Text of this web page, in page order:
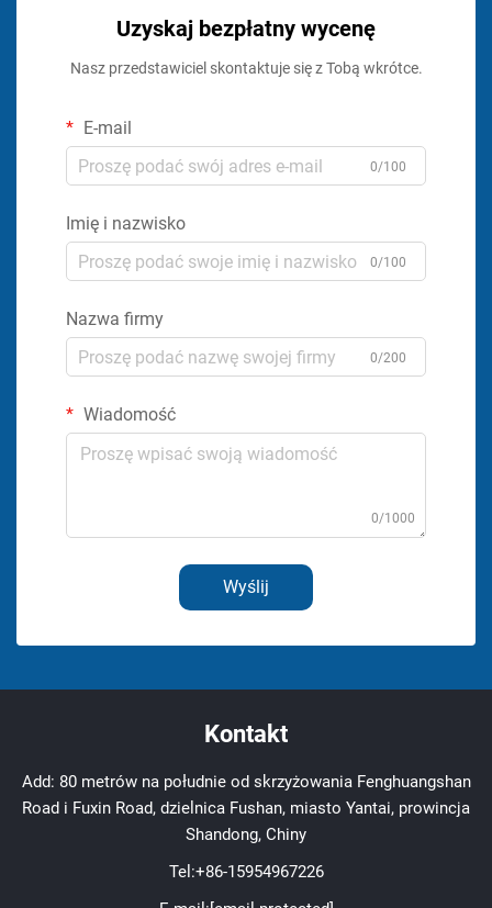
Uzyskaj bezpłatny wycenę
Nasz przedstawiciel skontaktuje się z Tobą wkrótce.
E-mail
0/100
Imię i nazwisko
0/100
Nazwa firmy
0/200
Wiadomość
0/1000
Wyślij
Kontakt
Add: 80 metrów na południe od skrzyżowania Fenghuangshan
Road i Fuxin Road, dzielnica Fushan, miasto Yantai, prowincja
Shandong, Chiny
Tel:+86-15954967226